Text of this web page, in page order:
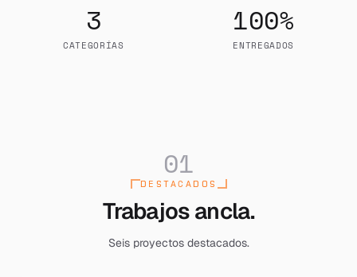
3
CATEGORÍAS
100%
ENTREGADOS
[ FEATURED : 06 ]
01
DESTACADOS
Trabajos ancla.
Seis proyectos destacados.